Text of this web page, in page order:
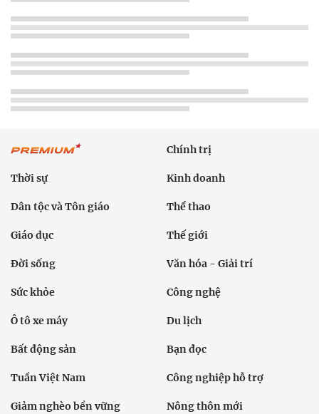
Chính trị
Thời sự Kinh doanh
Dân tộc và Tôn giáo Thể thao
Giáo dục Thế giới
Đời sống Văn hóa - Giải trí
Sức khỏe Công nghệ
Ô tô xe máy Du lịch
Bất động sản Bạn đọc
Tuần Việt Nam Công nghiệp hỗ trợ
Giảm nghèo bền vững Nông thôn mới